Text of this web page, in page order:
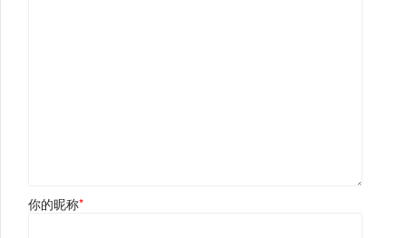
你的昵称*